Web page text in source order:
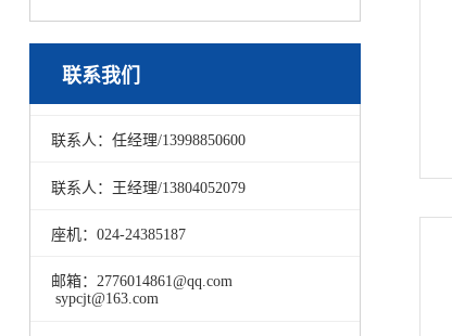
联系我们
联系人：任经理/13998850600
联系人：王经理/13804052079
座机：024-24385187
邮箱：2776014861@qq.com
sypcjt@163.com